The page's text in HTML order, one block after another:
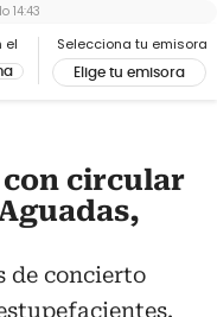
el Selecciona tu emisora
Elige tu emisora
14:43
circular
de concierto